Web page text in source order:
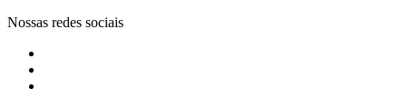
Nossas redes sociais